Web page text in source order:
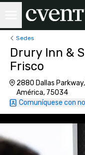
Sedes
Drury Inn &
Frisco
2880 Dallas
América, 75034
Comuníquese con